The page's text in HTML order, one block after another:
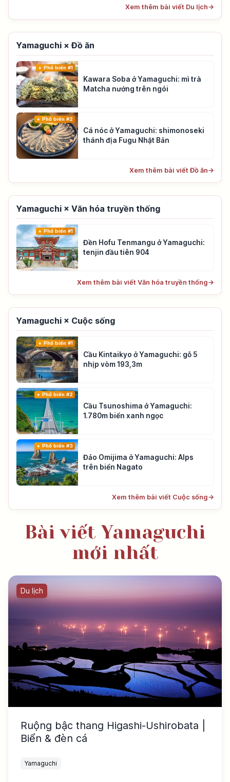
Xem thêm bài viết Du lịch→
Yamaguchi × Đồ ăn
Phổ biến #1
Kawara Soba ở Yamaguchi: mì trà
Matcha nướng trên ngói
Phổ biến #2
Cá nóc ở Yamaguchi: shimonoseki
thánh địa Fugu Nhật Bản
Xem thêm bài viết Đồ ăn→
Yamaguchi × Văn hóa truyền thống
Phổ biến #1
Đền Hofu Tenmangu ở Yamaguchi:
tenjin đầu tiên 904
Xem thêm bài viết Văn hóa truyền thống→
Yamaguchi × Cuộc sống
Phổ biến #1
Cầu Kintaikyo ở Yamaguchi: gỗ 5
nhịp vòm 193,3m
Phổ biến #2
Cầu Tsunoshima ở Yamaguchi:
1.780m biển xanh ngọc
Phổ biến #3
Đảo Omijima ở Yamaguchi: Alps
trên biển Nagato
Xem thêm bài viết Cuộc sống→
Bài viết Yamaguchi
mới nhất
Du lịch
Ruộng bậc thang Higashi-Ushirobata |
Biển & đèn cá
Yamaguchi